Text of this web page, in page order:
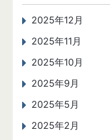
2025年12月
2025年11月
2025年10月
2025年9月
2025年5月
2025年2月